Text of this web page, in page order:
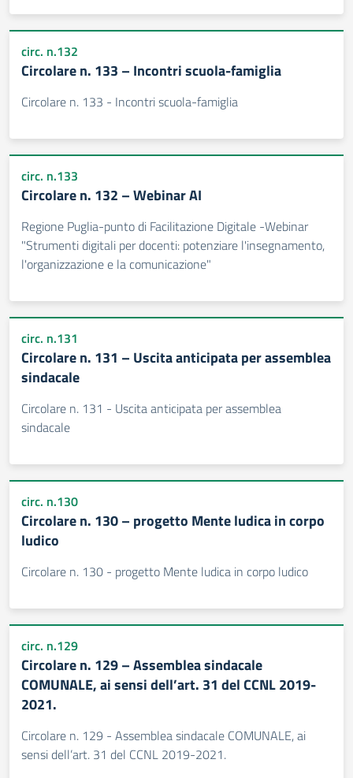
circ. n.132
Circolare n. 133 – Incontri scuola-famiglia
Circolare n. 133 - Incontri scuola-famiglia
circ. n.133
Circolare n. 132 – Webinar AI
Regione Puglia-punto di Facilitazione Digitale -Webinar
"Strumenti digitali per docenti: potenziare l'insegnamento,
l'organizzazione e la comunicazione"
circ. n.131
Circolare n. 131 – Uscita anticipata per assemblea
sindacale
Circolare n. 131 - Uscita anticipata per assemblea
sindacale
circ. n.130
Circolare n. 130 – progetto Mente ludica in corpo
ludico
Circolare n. 130 - progetto Mente ludica in corpo ludico
circ. n.129
Circolare n. 129 – Assemblea sindacale
COMUNALE, ai sensi dell’art. 31 del CCNL 2019-
2021.
Circolare n. 129 - Assemblea sindacale COMUNALE, ai
sensi dell’art. 31 del CCNL 2019-2021.